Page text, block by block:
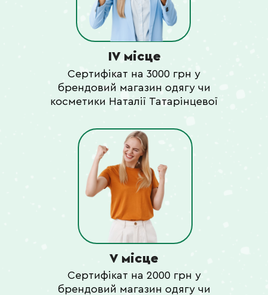
IV місце
Сертифікат на 3000 грн у
брендовий магазин одягу чи
косметики Наталії Татарінцевої
V місце
Сертифікат на 2000 грн у
брендовий магазин одягу чи